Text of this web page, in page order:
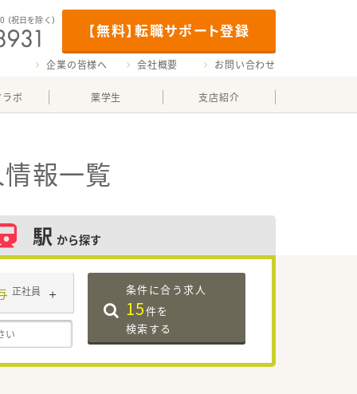
【無料】転職サポート登録
（祝日を除く）
企業の皆様へ 会社概要 お問い合わせ
ボ 薬学生 支店紹介
報一覧
駅 から探す
正社員 条件に合う求人
15件を
検索する